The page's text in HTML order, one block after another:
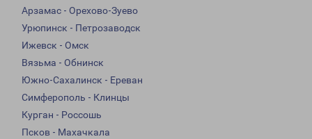
Арзамас - Орехово-Зуево
Урюпинск - Петрозаводск
Ижевск - Омск
Вязьма - Обнинск
Южно-Сахалинск - Ереван
Симферополь - Клинцы
Курган - Россошь
Псков - Махачкала